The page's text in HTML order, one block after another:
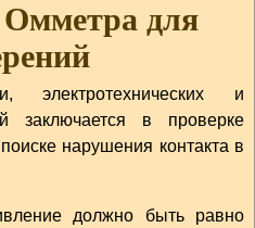
Омметра для
электротехнических и
заключается в проверке
нарушения контакта в
должно быть равно